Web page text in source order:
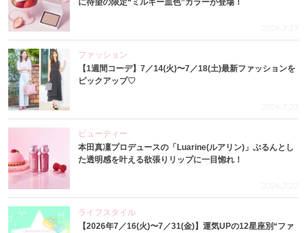
に待望の限定“ミルキー血色”カラーが登場！
2026.7.27
ファッション
【1週間コーデ】7／14(火)〜7／18(土)最新ファッションを
ピックアップ♡
2026.7.23
ビューティー
本田真凜プロデュースの「Luarine(ルアリン)」ぷるんとし
た透明感を叶える欲張りリップに一目惚れ！
2026.7.22
ライフスタイル
【2026年7／16(火)〜7／31(金)】運気UPの12星座別“ファ